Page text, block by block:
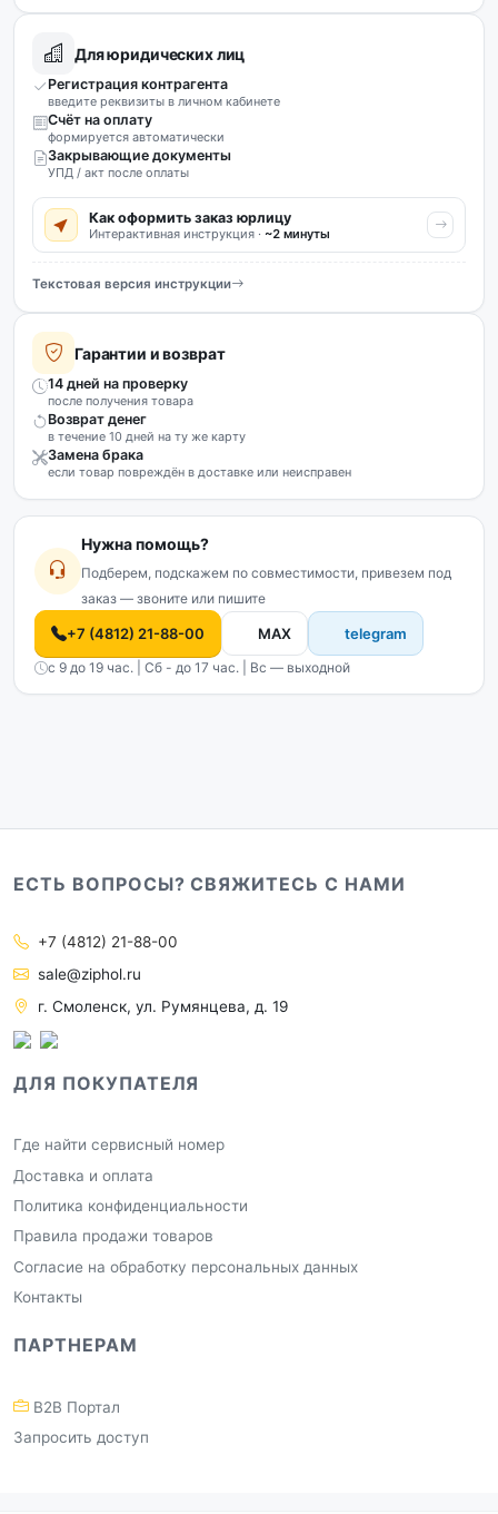
Для юридических лиц
Регистрация контрагента
введите реквизиты в личном кабинете
Счёт на оплату
формируется автоматически
Закрывающие документы
УПД / акт после оплаты
Как оформить заказ юрлицу
Интерактивная инструкция · ~2 минуты
Текстовая версия инструкции
Гарантии и возврат
14 дней на проверку
после получения товара
Возврат денег
в течение 10 дней на ту же карту
Замена брака
если товар повреждён в доставке или неисправен
Нужна помощь?
Подберем, подскажем по совместимости, привезем под
заказ — звоните или пишите
+7 (4812) 21-88-00 MAX telegram
с 9 до 19 час. | Сб - до 17 час. | Вс — выходной
ЕСТЬ ВОПРОСЫ? СВЯЖИТЕСЬ С НАМИ
+7 (4812) 21-88-00
sale@ziphol.ru
г. Смоленск, ул. Румянцева, д. 19
ДЛЯ ПОКУПАТЕЛЯ
Где найти сервисный номер
Доставка и оплата
Политика конфиденциальности
Правила продажи товаров
Согласие на обработку персональных данных
Контакты
ПАРТНЕРАМ
B2B Портал
Запросить доступ